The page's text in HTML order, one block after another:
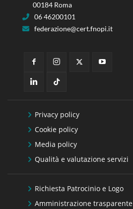
00184 Roma
06 46200101
federazione@cert.fnopi.it
Privacy policy
Cookie policy
Media policy
Qualità e valutazione servizi
Richiesta Patrocinio e Logo
Amministrazione trasparente